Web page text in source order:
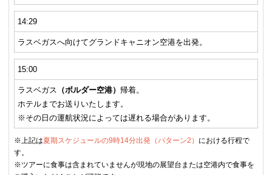
14:29
ラスベガスへ向けてグランドキャニオン空港を出発。
15:00
ラスベガス （ボルダー空港） 帰着。
ホテルまでお送りいたします。
※その日の運航状況によっては遅れる場合があります。
※上記は夏期スケジュールの9時14分出発（パターン2） における行程で
す。
※ツアーに食事は含まれていませんが現地の展望台または空港内で食事を